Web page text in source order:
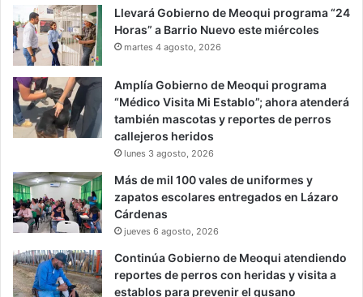
Llevará Gobierno de Meoqui programa “24
Horas” a Barrio Nuevo este miércoles
martes 4 agosto, 2026
Amplía Gobierno de Meoqui programa
“Médico Visita Mi Establo”; ahora atenderá
también mascotas y reportes de perros
callejeros heridos
lunes 3 agosto, 2026
Más de mil 100 vales de uniformes y
zapatos escolares entregados en Lázaro
Cárdenas
jueves 6 agosto, 2026
Continúa Gobierno de Meoqui atendiendo
reportes de perros con heridas y visita a
establos para prevenir el gusano